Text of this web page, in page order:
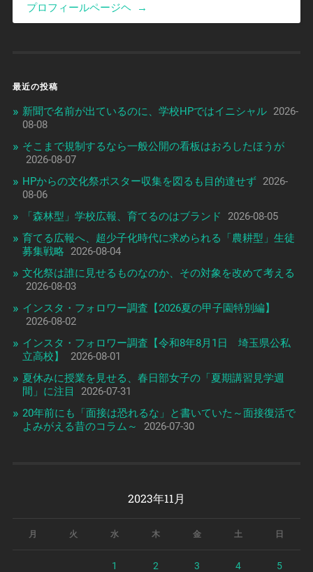
プロフィールページヘ
→
最近の投稿
新聞で名前が出ているのに、学校HPではイニシャル 2026-
08-08
そこまで規制するなら一般公開の看板はおろしたほうが
2026-08-07
HPからの文化祭ポスター収集を図るも目的達せず 2026-
08-06
「森林型」学校広報、育てるのはブランド
2026-08-05
育てる広報へ、超少子化時代に求められる「農耕型」生徒
募集戦略
2026-08-04
文化祭は誰に見せるものなのか、その対象を改めて考える
2026-08-03
インスタ・フォロワー調査【2026夏の甲子園特別編】
2026-08-02
インスタ・フォロワー調査【令和8年8月1日 埼玉県公私
立高校】
2026-08-01
夏休みに授業を見せる、春日部女子の「夏期講習見学週
間」に注目
2026-07-31
20年前にも「面接は恐れるな」と書いていた～面接復活で
よみがえる昔のコラム～
2026-07-30
2023年11月
月 火 水 木 金 土 日
1 2 3 4 5